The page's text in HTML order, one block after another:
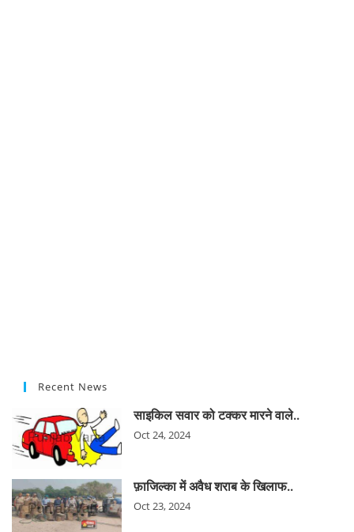
Recent News
साइकिल सवार को टक्कर मारने वाले..
Oct 24, 2024
फ़ाजिल्का में अवैध शराब के खिलाफ..
Oct 23, 2024